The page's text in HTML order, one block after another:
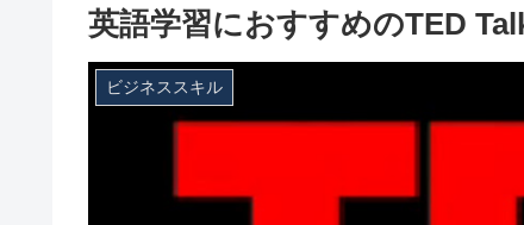
英語学習におすすめのTED
ビジネススキル